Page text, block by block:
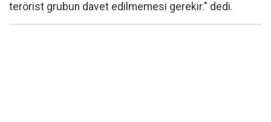
terörist grubun davet edilmemesi gerekir." dedi.